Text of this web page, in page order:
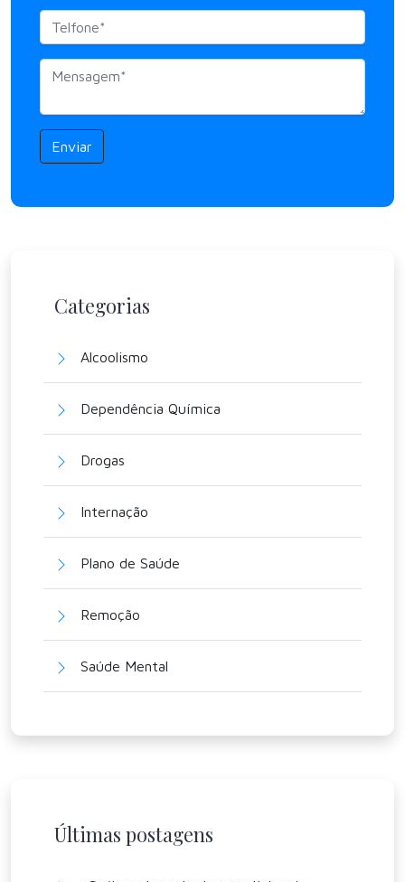
Enviar
Categorias
Alcoolismo
Dependência Química
Drogas
Internação
Plano de Saúde
Remoção
Saúde Mental
Últimas postagens